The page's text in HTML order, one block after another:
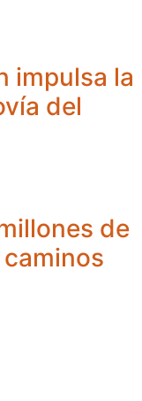
impulsa la
del
de